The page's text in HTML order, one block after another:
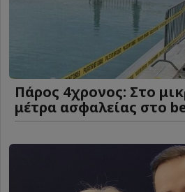
Πάρος 4χρονος: Στο
μέτρα ασφαλείας στο